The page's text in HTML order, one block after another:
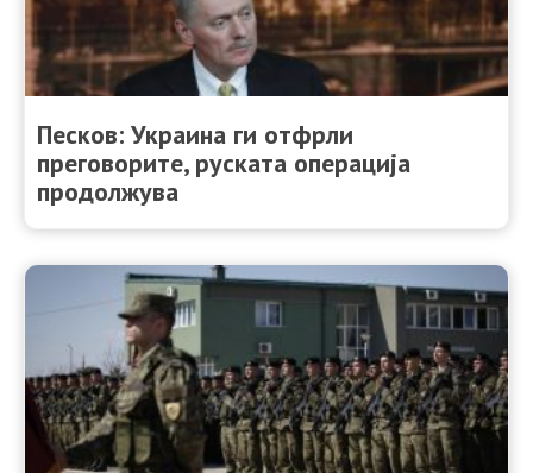
Песков: Украина ги отфрли
преговорите, руската операција
продолжува